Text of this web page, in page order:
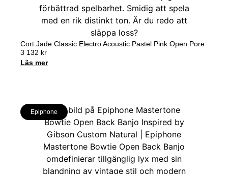
Cort Jade Classic Electro Acoustic Pastel Pink Open Pore
3 132 kr
Läs mer
Epiphone